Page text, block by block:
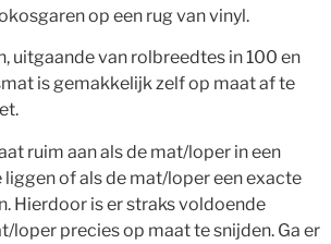
op een rug van vinyl.
uitgaande van rolbreedtes in 100 en
is gemakkelijk zelf op maat af te
ruim aan als de mat/loper in een
of als de mat/loper een exacte
Hierdoor is er straks voldoende
loper precies op maat te snijden. Ga er